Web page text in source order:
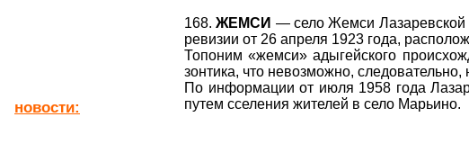
новости:
168.ЖЕМСИ — село Жемси Лазаревской
ревизии от 26 апреля 1923 года,
Топоним «жемси» адыгейского
зонтика, что невозможно,
По информации от июля 1958 года
путем сселения жителей в село Марьино.